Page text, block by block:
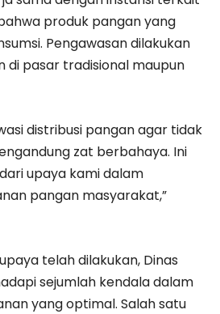
produk pangan yang
Pengawasan dilakukan
di pasar tradisional maupun
distribusi pangan agar tidak
zat berbahaya. Ini
upaya kami dalam
pangan masyarakat,”
telah dilakukan, Dinas
sejumlah kendala dalam
yang optimal. Salah satu